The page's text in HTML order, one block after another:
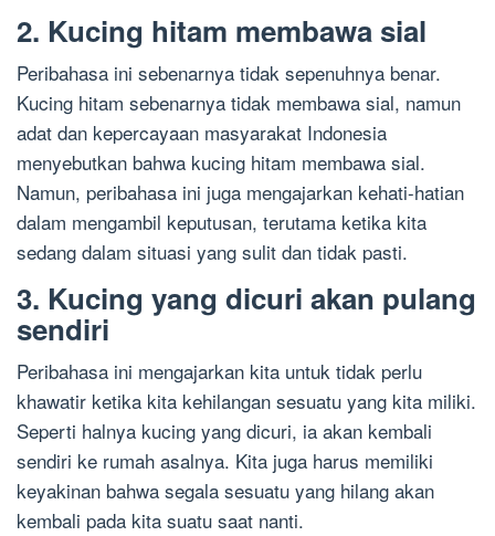
2. Kucing hitam membawa sial
Peribahasa ini sebenarnya tidak sepenuhnya benar.
Kucing hitam sebenarnya tidak membawa sial, namun
adat dan kepercayaan masyarakat Indonesia
menyebutkan bahwa kucing hitam membawa sial.
Namun, peribahasa ini juga mengajarkan kehati-hatian
dalam mengambil keputusan, terutama ketika kita
sedang dalam situasi yang sulit dan tidak pasti.
3. Kucing yang dicuri akan pulang
sendiri
Peribahasa ini mengajarkan kita untuk tidak perlu
khawatir ketika kita kehilangan sesuatu yang kita miliki.
Seperti halnya kucing yang dicuri, ia akan kembali
sendiri ke rumah asalnya. Kita juga harus memiliki
keyakinan bahwa segala sesuatu yang hilang akan
kembali pada kita suatu saat nanti.